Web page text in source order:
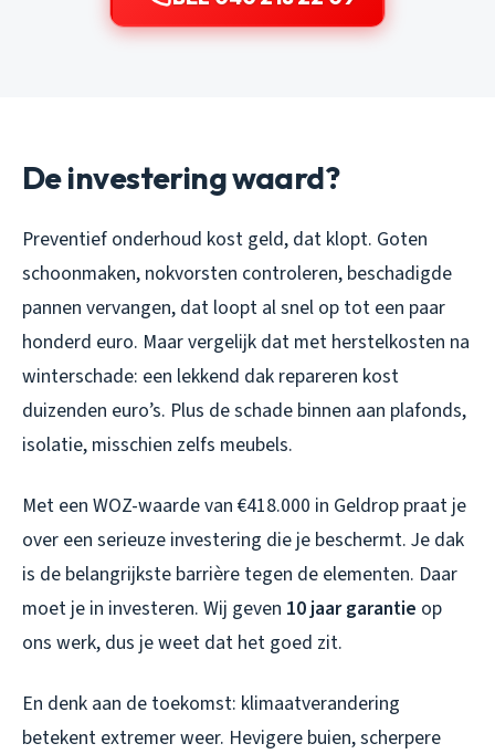
De investering waard?
Preventief onderhoud kost geld, dat klopt. Goten
schoonmaken, nokvorsten controleren, beschadigde
pannen vervangen, dat loopt al snel op tot een paar
honderd euro. Maar vergelijk dat met herstelkosten na
winterschade: een lekkend dak repareren kost
duizenden euro’s. Plus de schade binnen aan plafonds,
isolatie, misschien zelfs meubels.
Met een WOZ-waarde van €418.000 in Geldrop praat je
over een serieuze investering die je beschermt. Je dak
is de belangrijkste barrière tegen de elementen. Daar
moet je in investeren. Wij geven 10 jaar garantie op
ons werk, dus je weet dat het goed zit.
En denk aan de toekomst: klimaatverandering
betekent extremer weer. Hevigere buien, scherpere